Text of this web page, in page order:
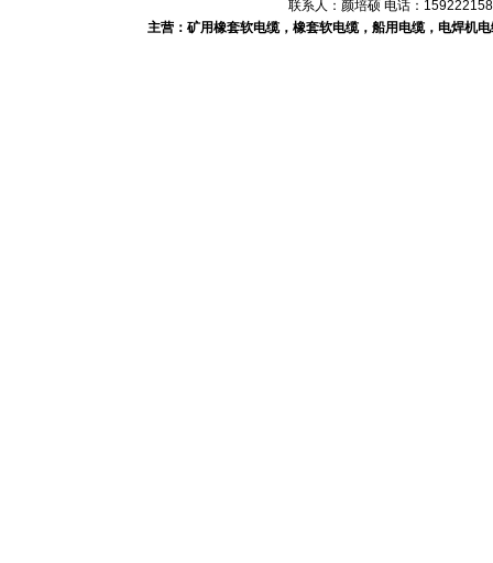
联系人：颜培硕 电话：
主营：矿用橡套软电缆，橡套软电缆，船用电缆，电焊机